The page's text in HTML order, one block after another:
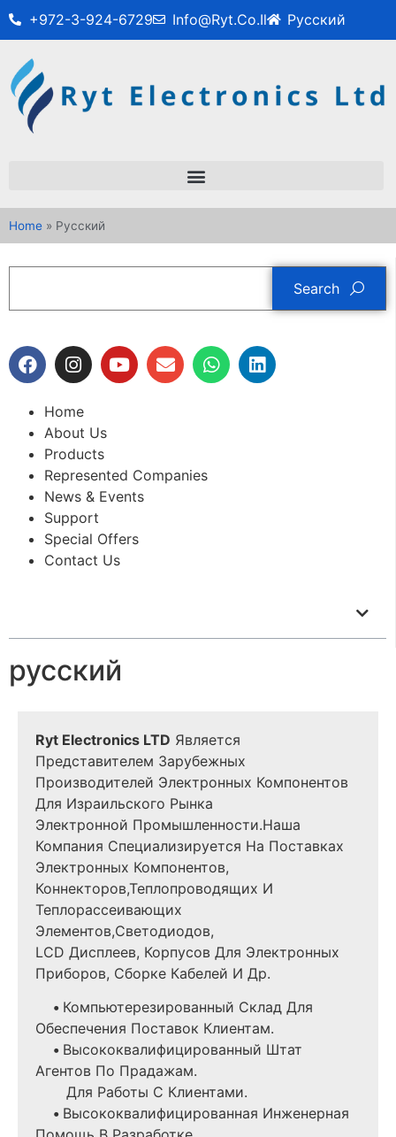
+972-3-924-6729 Info@ryt.co.il Русский
Home » Русский
Search
Home
About Us
Products
Represented Companies
News & Events
Support
Special Offers
Contact Us
русский
Ryt Electronics LTD Является
Представителем Зарубежных
Производителей Электронных Компонентов
Для Израильского Рынка
Электронной Промышленности.Наша
Компания Специализируется На Поставках
Электронных Компонентов,
Коннекторов,теплопроводящих И
Теплорассеивающих
Элементов,светодиодов,
LCD Дисплеев, Корпусов Для Электронных
Приборов, Сборке Кабелей И Др.
• Компьютерезированный Склад Для
Обеспечения Поставок Клиентам.
• Высококвалифицированный Штат
Агентов По Прадажам.
Для Работы С Клиентами.
• Высококвалифицированная Инженерная